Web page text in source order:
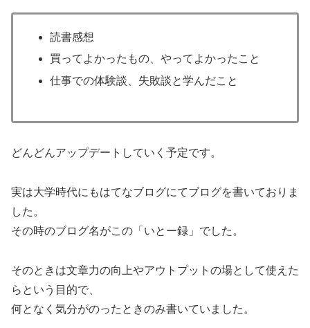
読書感想
買ってよかったもの、やってよかったこと
仕事での体験談、失敗談と学んだこと
どんどんアップデートしていく予定です。
実は大学時代にもはてなブログにてブログを書いておりま
した。
その時のブログ名がこの「いとー録」でした。
そのときは文章力の向上やアウトプットの場として使えた
らという目的で、
何となく気分がのったときのみ書いていました。